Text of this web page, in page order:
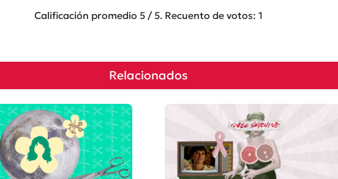
Calificación promedio 5/ 5. Recuento de votos: 1
Relacionados